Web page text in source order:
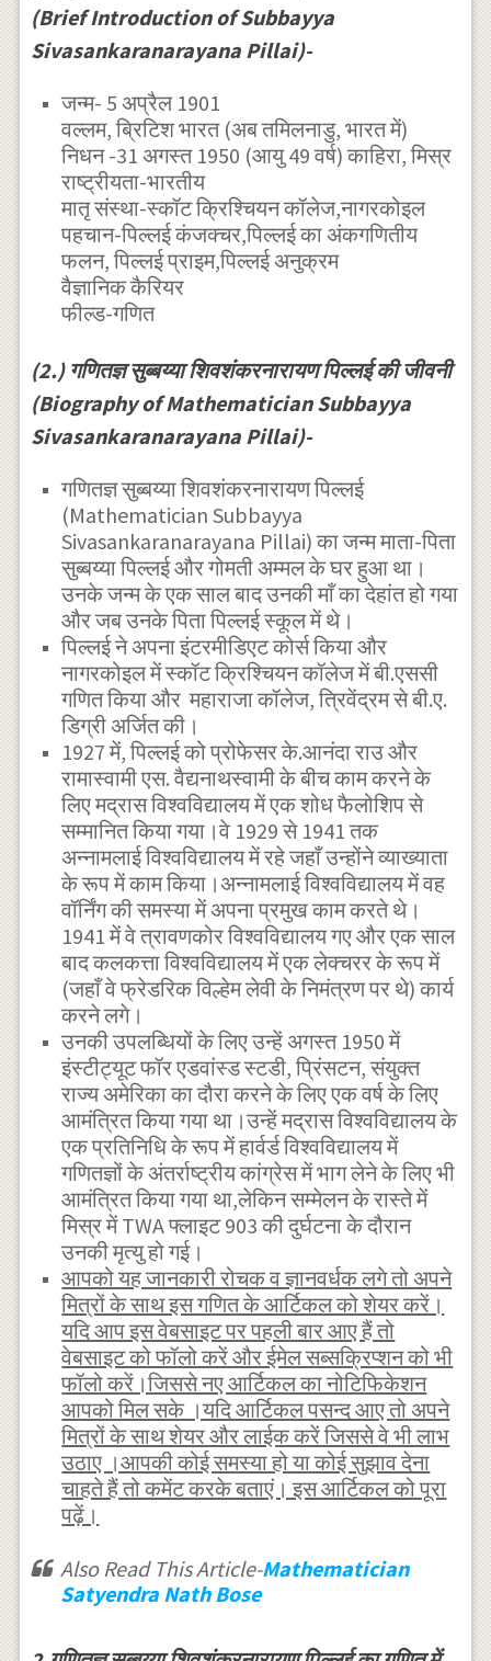
(Brief Introduction of Subbayya
Sivasankaranarayana Pillai)-
जन्म- 5 अप्रैल 1901
वल्लम, ब्रिटिश भारत (अब तमिलनाडु, भारत में)
निधन -31 अगस्त 1950 (आयु 49 वर्ष) काहिरा, मिस्र
राष्ट्रीयता-भारतीय
मातृ संस्था-स्कॉट क्रिश्चियन कॉलेज,नागरकोइल
पहचान-पिल्लई कंजक्चर,पिल्लई का अंकगणितीय
फलन, पिल्लई प्राइम,पिल्लई अनुक्रम
वैज्ञानिक कैरियर
फील्ड-गणित
(2.) गणितज्ञ सुब्बय्या शिवशंकरनारायण पिल्लई की जीवनी
(Biography of Mathematician Subbayya
Sivasankaranarayana Pillai)-
गणितज्ञ सुब्बय्या शिवशंकरनारायण पिल्लई
(Mathematician Subbayya
Sivasankaranarayana Pillai) का जन्म माता-पिता
सुब्बय्या पिल्लई और गोमती अम्मल के घर हुआ था।
उनके जन्म के एक साल बाद उनकी माँ का देहांत हो गया
और जब उनके पिता पिल्लई स्कूल में थे।
पिल्लई ने अपना इंटरमीडिएट कोर्स किया और
नागरकोइल में स्कॉट क्रिश्चियन कॉलेज में बी.एससी
गणित किया और महाराजा कॉलेज, त्रिवेंद्रम से बी.ए.
डिग्री अर्जित की।
1927 में, पिल्लई को प्रोफेसर के.आनंदा राउ और
रामास्वामी एस. वैद्यनाथस्वामी के बीच काम करने के
लिए मद्रास विश्वविद्यालय में एक शोध फैलोशिप से
सम्मानित किया गया।वे 1929 से 1941 तक
अन्नामलाई विश्वविद्यालय में रहे जहाँ उन्होंने व्याख्याता
के रूप में काम किया।अन्नामलाई विश्वविद्यालय में वह
वॉर्निंग की समस्या में अपना प्रमुख काम करते थे।
1941 में वे त्रावणकोर विश्वविद्यालय गए और एक साल
बाद कलकत्ता विश्वविद्यालय में एक लेक्चरर के रूप में
(जहाँ वे फ्रेडरिक विल्हेम लेवी के निमंत्रण पर थे) कार्य
करने लगे।
उनकी उपलब्धियों के लिए उन्हें अगस्त 1950 में
इंस्टीट्यूट फॉर एडवांस्ड स्टडी, प्रिंसटन, संयुक्त
राज्य अमेरिका का दौरा करने के लिए एक वर्ष के लिए
आमंत्रित किया गया था।उन्हें मद्रास विश्वविद्यालय के
एक प्रतिनिधि के रूप में हार्वर्ड विश्वविद्यालय में
गणितज्ञों के अंतर्राष्ट्रीय कांग्रेस में भाग लेने के लिए भी
आमंत्रित किया गया था,लेकिन सम्मेलन के रास्ते में
मिस्र में TWA फ्लाइट 903 की दुर्घटना के दौरान
उनकी मृत्यु हो गई।
आपको यह जानकारी रोचक व ज्ञानवर्धक लगे तो अपने
मित्रों के साथ इस गणित के आर्टिकल को शेयर करें।
यदि आप इस वेबसाइट पर पहली बार आए हैं तो
वेबसाइट को फॉलो करें और ईमेल सब्सक्रिप्शन को भी
फॉलो करें।जिससे नए आर्टिकल का नोटिफिकेशन
आपको मिल सके ।यदि आर्टिकल पसन्द आए तो अपने
मित्रों के साथ शेयर और लाईक करें जिससे वे भी लाभ
उठाए ।आपकी कोई समस्या हो या कोई सुझाव देना
चाहते हैं तो कमेंट करके बताएं। इस आर्टिकल को पूरा
पढ़ें।
Also Read This Article-Mathematician
Satyendra Nath Bose